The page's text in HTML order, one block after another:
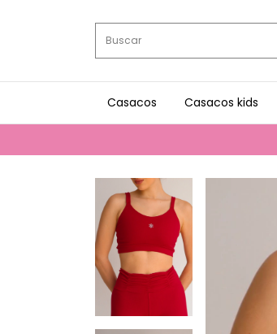
Casacos Casacos kids